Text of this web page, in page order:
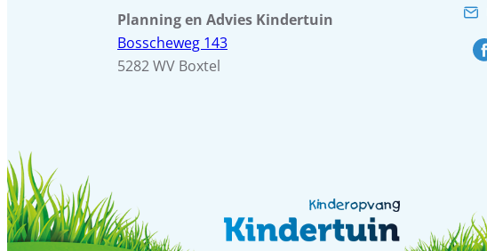
Planning en Advies Kindertuin
Bosscheweg 143
5282 WV Boxtel